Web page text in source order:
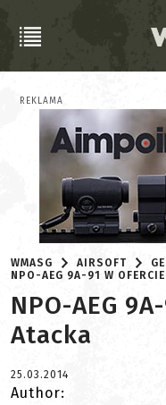
REKLAMA
WMASG AIRSOFT
NPO-AEG 9A-91 W OFERCIE
NPO-AEG
Atacka
25.03.2014
Author: